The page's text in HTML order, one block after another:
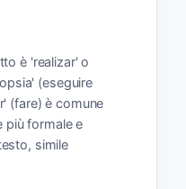
è 'realizar' o
(eseguire
(fare) è comune
più formale e
simile